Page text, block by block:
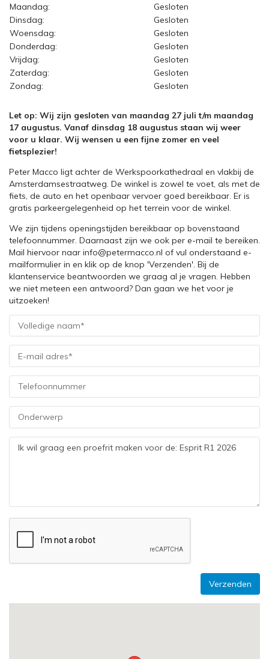
Maandag:
Gesloten
Dinsdag:
Gesloten
Woensdag:
Gesloten
Donderdag:
Gesloten
Vrijdag:
Gesloten
Zaterdag:
Gesloten
Zondag:
Gesloten
Let op: Wij zijn gesloten van maandag 27 juli t/m maandag
17 augustus. Vanaf dinsdag 18 augustus staan wij weer
voor u klaar. Wij wensen u een fijne zomer en veel
fietsplezier!
Peter Macco ligt achter de Werkspoorkathedraal en vlakbij de
Amsterdamsestraatweg. De winkel is zowel te voet, als met de
fiets, de auto en het openbaar vervoer goed bereikbaar. Er is
gratis parkeergelegenheid op het terrein voor de winkel.
We zijn tijdens openingstijden bereikbaar op bovenstaand
telefoonnummer. Daarnaast zijn we ook per e-mail te bereiken.
Mail hiervoor naar info@petermacco.nl of vul onderstaand e-
mailformulier in en klik op de knop 'Verzenden'. Bij de
klantenservice beantwoorden we graag al je vragen. Hebben
we niet meteen een antwoord? Dan gaan we het voor je
uitzoeken!
Verzenden